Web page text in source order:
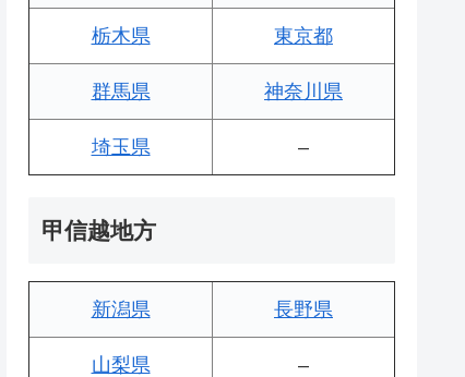
栃木県 東京都
群馬県 神奈川県
埼玉県 –
甲信越地方
新潟県 長野県
山梨県 –